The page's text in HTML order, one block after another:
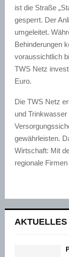
ist die Straße
gesperrt. Der
umgeleitet.
Behinderungen
voraussichtlich
TWS Netz
Euro.
Die TWS Netz
und
gewährleisten.
Wirtschaft: Mit
regionale
AKTUELLES